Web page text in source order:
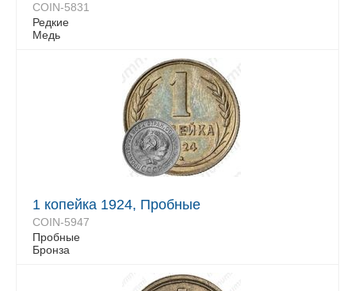
COIN-5831
Редкие
Медь
1 копейка 1924, Пробные
COIN-5947
Пробные
Бронза